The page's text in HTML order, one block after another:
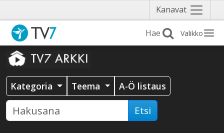
Kanavat Näytä
valikko
Valikko
Kategoria Teema A-Ö listaus
Etsi